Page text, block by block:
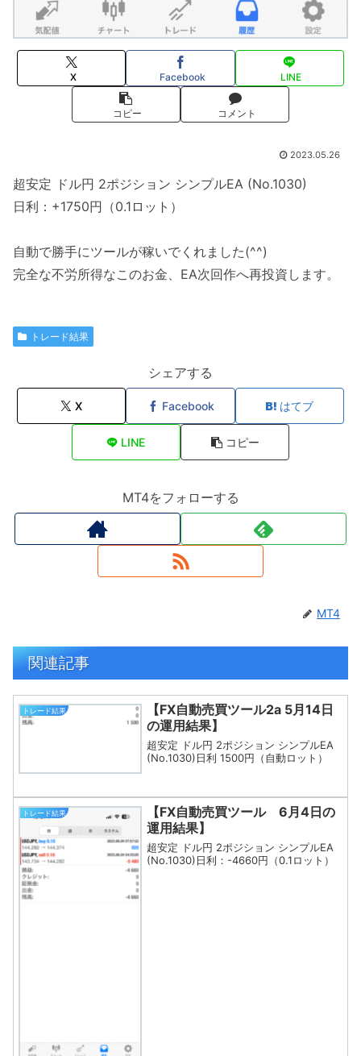
X Facebook LINE
コピー コメント
2023.05.26
超安定 ドル円 2ポジション シンプルEA (No.1030)
日利：+1750円（0.1ロット）
自動で勝手にツールが稼いでくれました(^^)
完全な不労所得なこのお金、EA次回作へ再投資します。
トレード結果
シェアする
X Facebook はてブ
LINE コピー
MT4をフォローする
MT4
関連記事
トレード結果
【FX自動売買ツール2a 5月14日
の運用結果】
超安定 ドル円 2ポジション シンプルEA
(No.1030)日利 1500円（自動ロット）
トレード結果
【FX自動売買ツール 6月4日の
運用結果】
超安定 ドル円 2ポジション シンプルEA
(No.1030)日利：-4660円（0.1ロット）